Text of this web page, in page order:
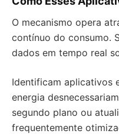
O mecanismo opera
contínuo do consumo.
dados em tempo real
Identificam aplicativos
energia
segundo plano ou
frequentemente